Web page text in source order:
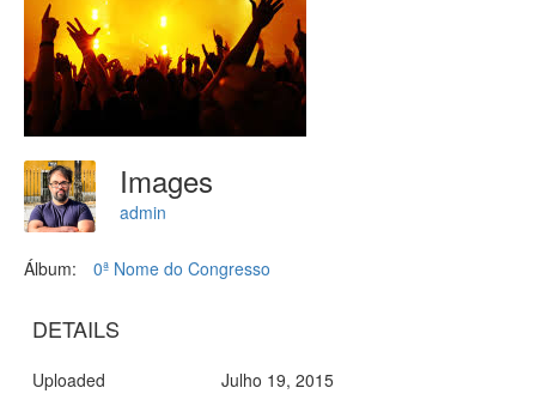
Images
admin
Álbum: 0ª Nome do Congresso
DETAILS
Uploaded Julho 19, 2015